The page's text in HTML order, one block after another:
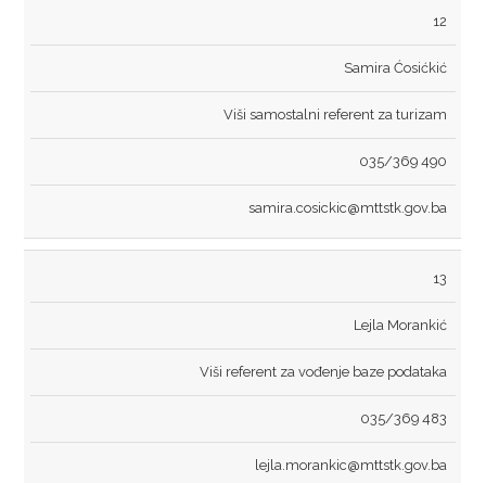
12
Samira Ćosićkić
Viši samostalni referent za turizam
035/369 490
samira.cosickic@mttstk.gov.ba
13
Lejla Morankić
Viši referent za vođenje baze podataka
035/369 483
lejla.morankic@mttstk.gov.ba